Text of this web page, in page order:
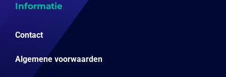
Informatie
Contact
Algemene voorwaarden